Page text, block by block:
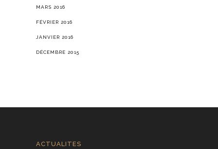
MARS 2016
FÉVRIER 2016
JANVIER 2016
DÉCEMBRE 2015
ACTUALITES